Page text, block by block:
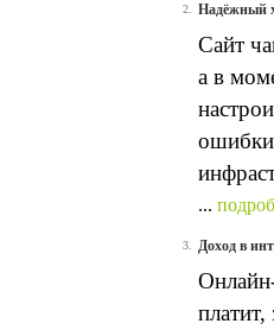
2. Надёжный
Сайт
а в
...
3. Доход в